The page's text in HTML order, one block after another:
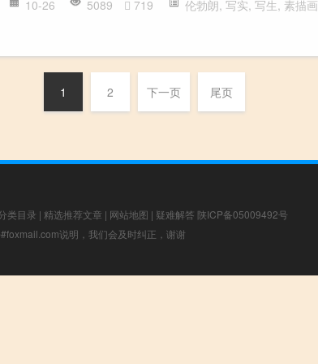
10-26 5089 719 伦勃朗, 写实, 写生, 素描画
1 2 下一页 尾页
类目录 | 精选推荐文章 | 网站地图 | 疑难解答 陕ICP备05009492号
说明，我们会及时纠正，谢谢